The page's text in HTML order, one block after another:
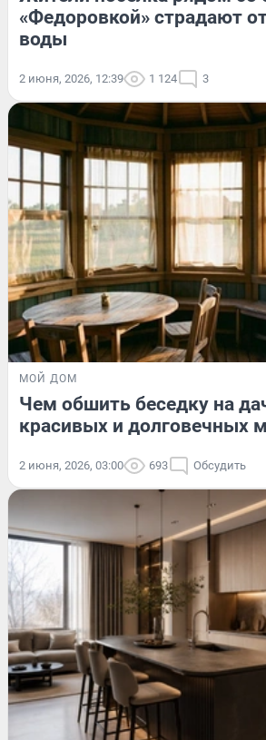
«Федоровкой» страдают
воды
2 июня, 2026, 12:39 1 124 3
МОЙ ДОМ
Чем обшить беседку на
красивых и долговечных
2 июня, 2026, 03:00 693 Обсудить